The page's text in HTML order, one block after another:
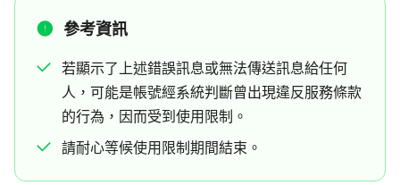
參考資訊
若顯示了上述錯誤訊息或無法傳送訊息給任何
人，可能是帳號經系統判斷曾出現違反服務條款
的行為，因而受到使用限制。
請耐心等候使用限制期間結束。